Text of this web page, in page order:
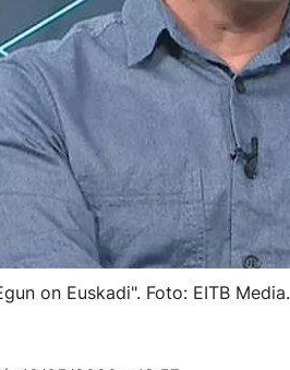
on Euskadi". Foto: EITB Media.